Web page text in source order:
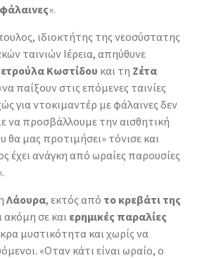
».
ιδιοκτήτης της νεοσύστατης
ταινιών Ιέρεια, απηύθυνε
Κωστίδου και τη Ζέτα
παίξουν στις επόμενες ταινίες
για ντοκιμαντέρ με φάλαινες δεν
να προσβάλλουμε την αισθητική
θα μας προτιμήσει» τόνισε και
έχει ανάγκη από ωραίες παρουσίες
Λάουρα, εκτός από το κρεβάτι της
ακόμη σε και ερημικές παραλίες
μυστικότητα και χωρίς να
«Οταν κάτι είναι ωραίο, ο